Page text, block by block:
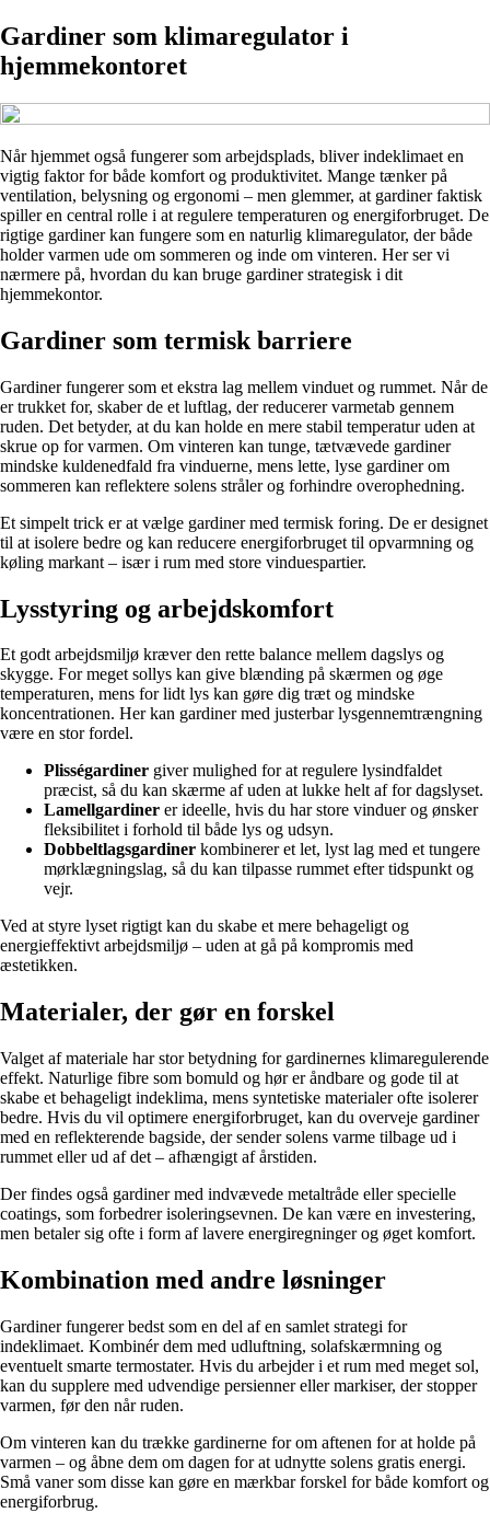
Gardiner som klimaregulator i
hjemmekontoret
Når hjemmet også fungerer som arbejdsplads, bliver indeklimaet en
vigtig faktor for både komfort og produktivitet. Mange tænker på
ventilation, belysning og ergonomi – men glemmer, at gardiner faktisk
spiller en central rolle i at regulere temperaturen og energiforbruget. De
rigtige gardiner kan fungere som en naturlig klimaregulator, der både
holder varmen ude om sommeren og inde om vinteren. Her ser vi
nærmere på, hvordan du kan bruge gardiner strategisk i dit
hjemmekontor.
Gardiner som termisk barriere
Gardiner fungerer som et ekstra lag mellem vinduet og rummet. Når de
er trukket for, skaber de et luftlag, der reducerer varmetab gennem
ruden. Det betyder, at du kan holde en mere stabil temperatur uden at
skrue op for varmen. Om vinteren kan tunge, tætvævede gardiner
mindske kuldenedfald fra vinduerne, mens lette, lyse gardiner om
sommeren kan reflektere solens stråler og forhindre overophedning.
Et simpelt trick er at vælge gardiner med termisk foring. De er designet
til at isolere bedre og kan reducere energiforbruget til opvarmning og
køling markant – især i rum med store vinduespartier.
Lysstyring og arbejdskomfort
Et godt arbejdsmiljø kræver den rette balance mellem dagslys og
skygge. For meget sollys kan give blænding på skærmen og øge
temperaturen, mens for lidt lys kan gøre dig træt og mindske
koncentrationen. Her kan gardiner med justerbar lysgennemtrængning
være en stor fordel.
Plisségardiner giver mulighed for at regulere lysindfaldet
præcist, så du kan skærme af uden at lukke helt af for dagslyset.
Lamellgardiner er ideelle, hvis du har store vinduer og ønsker
fleksibilitet i forhold til både lys og udsyn.
Dobbeltlagsgardiner kombinerer et let, lyst lag med et tungere
mørklægningslag, så du kan tilpasse rummet efter tidspunkt og
vejr.
Ved at styre lyset rigtigt kan du skabe et mere behageligt og
energieffektivt arbejdsmiljø – uden at gå på kompromis med
æstetikken.
Materialer, der gør en forskel
Valget af materiale har stor betydning for gardinernes klimaregulerende
effekt. Naturlige fibre som bomuld og hør er åndbare og gode til at
skabe et behageligt indeklima, mens syntetiske materialer ofte isolerer
bedre. Hvis du vil optimere energiforbruget, kan du overveje gardiner
med en reflekterende bagside, der sender solens varme tilbage ud i
rummet eller ud af det – afhængigt af årstiden.
Der findes også gardiner med indvævede metaltråde eller specielle
coatings, som forbedrer isoleringsevnen. De kan være en investering,
men betaler sig ofte i form af lavere energiregninger og øget komfort.
Kombination med andre løsninger
Gardiner fungerer bedst som en del af en samlet strategi for
indeklimaet. Kombinér dem med udluftning, solafskærmning og
eventuelt smarte termostater. Hvis du arbejder i et rum med meget sol,
kan du supplere med udvendige persienner eller markiser, der stopper
varmen, før den når ruden.
Om vinteren kan du trække gardinerne for om aftenen for at holde på
varmen – og åbne dem om dagen for at udnytte solens gratis energi.
Små vaner som disse kan gøre en mærkbar forskel for både komfort og
energiforbrug.